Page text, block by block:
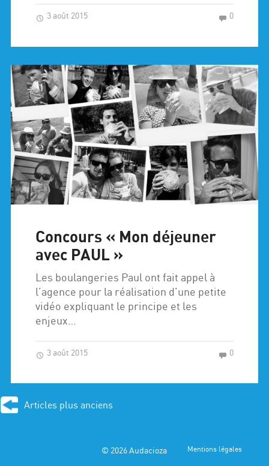
3 août 2015 0
Concours « Mon déjeuner
avec PAUL »
Les boulangeries Paul ont fait appel à
l’agence pour la réalisation d’une petite
vidéo expliquant le principe et les
enjeux…
3 août 2015 0
Articles plus anciens
© 2026Audacioza Mentions légales